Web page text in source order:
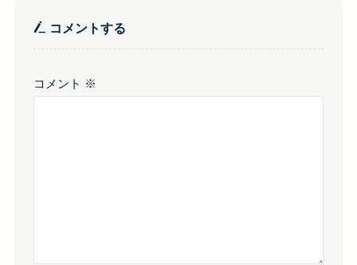
コメントする
コメント ※